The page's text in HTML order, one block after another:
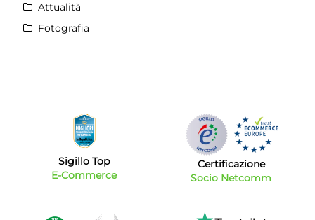
Attualità
Fotografia
Sigillo Top
E-Commerce
Certificazione
Socio Netcomm